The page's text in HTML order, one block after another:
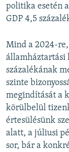
politika esetén
GDP 4,5
Mind a 2024-
államháztartási
százalékának
szinte
megindítását a
körülbelül
értesülésünk
alatt, a júliusi
sor, bár a